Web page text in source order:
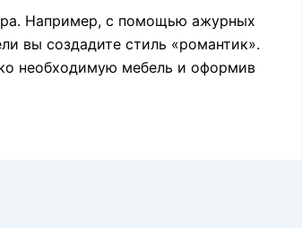
Например, с помощью ажурных
вы создадите стиль «романтик».
необходимую мебель и оформив